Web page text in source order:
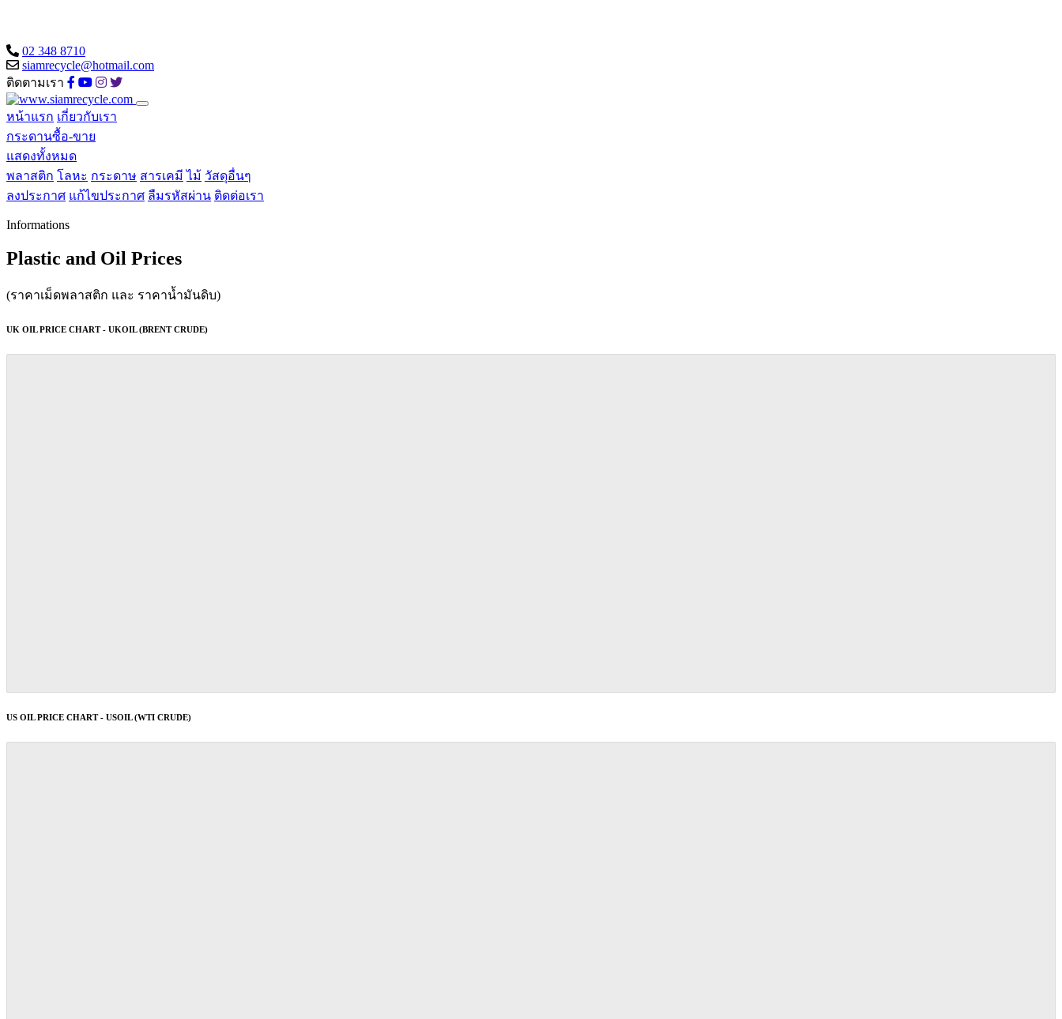
02 348 8710
siamrecycle@hotmail.com
ติดตามเรา
หน้าแรก เกี่ยวกับเรา
กระดานซื้อ-ขาย
แสดงทั้งหมด
พลาสติก โลหะ กระดาษ สารเคมี ไม้ วัสดุอื่นๆ
ลงประกาศ แก้ไขประกาศ ลืมรหัสผ่าน ติดต่อเรา
Informations
Plastic and Oil Prices
(ราคาเม็ดพลาสติก และ ราคาน้ำมันดิบ)
UK OIL PRICE CHART - UKOIL (BRENT CRUDE)
US OIL PRICE CHART - USOIL (WTI CRUDE)